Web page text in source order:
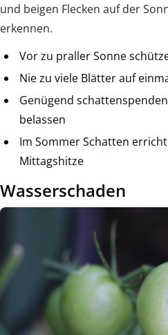
und beigen Flecken auf der
erkennen.
Vor zu praller Sonne
Nie zu viele Blätter auf
Genügend
belassen
Im Sommer Schatten
Mittagshitze
Wasserschaden